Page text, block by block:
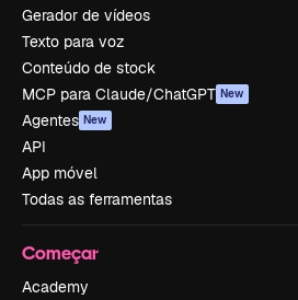
Gerador de vídeos
Texto para voz
Conteúdo de stock
MCP para Claude/ChatGPT New
Agentes New
API
App móvel
Todas as ferramentas
Começar
Academy